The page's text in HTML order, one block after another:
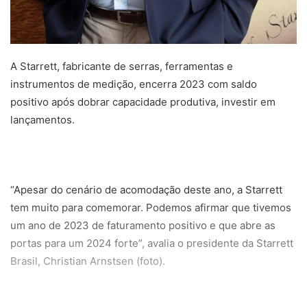
A Starrett, fabricante de serras, ferramentas e
instrumentos de medição, encerra 2023 com saldo
positivo após dobrar capacidade produtiva, investir em
lançamentos.
“Apesar do cenário de acomodação deste ano, a Starrett
tem muito para comemorar. Podemos afirmar que tivemos
um ano de 2023 de faturamento positivo e que abre as
portas para um 2024 forte”, avalia o presidente da Starrett
Brasil, Christian Arnstsen (foto).